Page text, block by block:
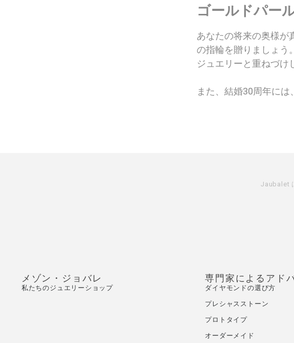
ゴールドパー
あなたの将来の奥様が
の指輪を贈りましょう
ジュエリーと重ねづけ
また、結婚30周年に
Jaubalet
メゾン・ジョバレ
私たちのジュエリーショップ
専門家によるアド
ダイヤモンドの選び方
プレシャスストーン
プロトタイプ
オーダーメイド